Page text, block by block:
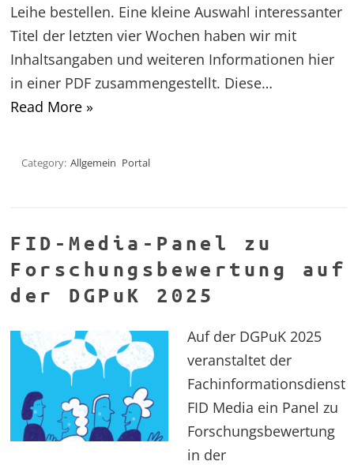
Leihe bestellen. Eine kleine Auswahl interessanter
Titel der letzten vier Wochen haben wir mit
Inhaltsangaben und weiteren Informationen hier
in einer PDF zusammengestellt. Diese…
Read More »
Category: Allgemein Portal
FID-Media-Panel zu
Forschungsbewertung auf
der DGPuK 2025
Auf der DGPuK 2025
veranstaltet der
Fachinformationsdienst
FID Media ein Panel zu
Forschungsbewertung
in der